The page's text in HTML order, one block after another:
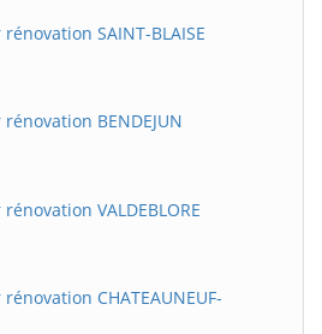
SAINT-BLAISE
BENDEJUN
VALDEBLORE
CHATEAUNEUF-